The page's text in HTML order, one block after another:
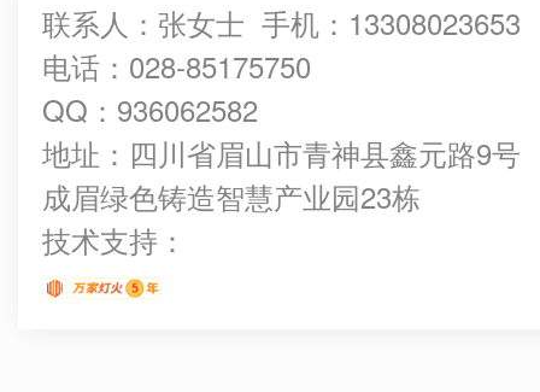
联系人：张女士 手机：13308023653
电话：028-85175750
QQ：936062582
地址：四川省眉山市青神县鑫元路9号
成眉绿色铸造智慧产业园23栋
技术支持：